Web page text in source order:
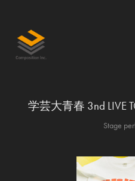
学芸大青春 3nd LIVE
Stage